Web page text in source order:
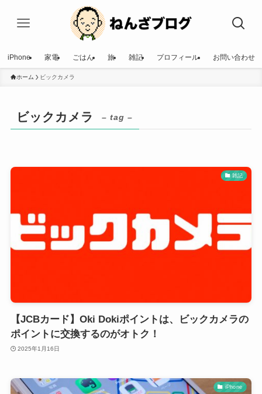
iPhone 家電 ごはん 旅 雑記 プロフィール お問い合わせ
ホーム ビックカメラ
ビックカメラ – tag –
雑記
【JCBカード】Oki Dokiポイントは、ビックカメラの
ポイントに交換するのがオトク！
2025年1月16日
iPhone